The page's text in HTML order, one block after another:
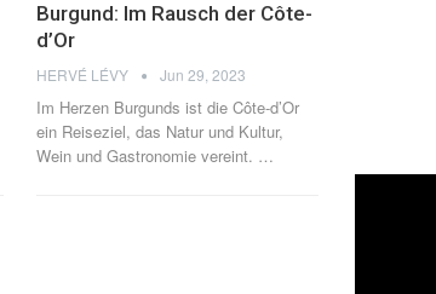
Burgund: Im Rausch der Côte-
d’Or
HERVÉ LÉVY Jun 29, 2023
Im Herzen Burgunds ist die Côte-d’Or
ein Reiseziel, das Natur und Kultur,
Wein und Gastronomie vereint. …